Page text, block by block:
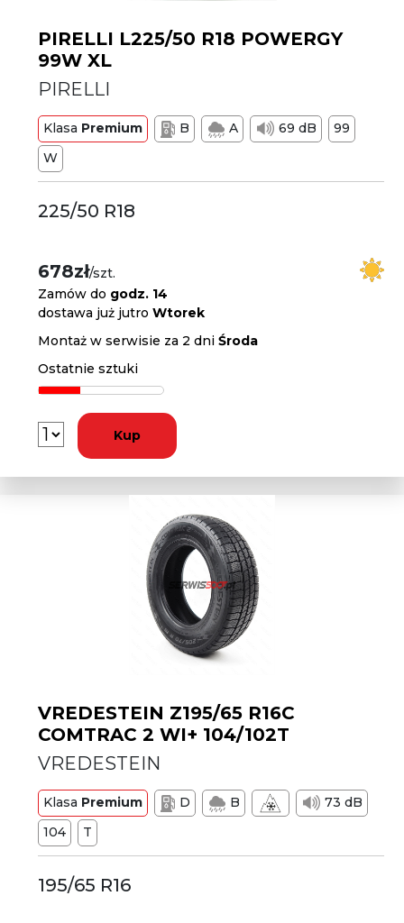
PIRELLI L225/50 R18 POWERGY
99W XL
PIRELLI
Klasa Premium B A 69 dB
99
W
225/50 R18
678zł/szt.
Zamów do godz. 14
dostawa już jutroWtorek
Montaż w serwisie za 2 dniŚroda
Ostatnie sztuki
Kup
VREDESTEIN Z195/65 R16C
COMTRAC 2 WI+ 104/102T
VREDESTEIN
Klasa Premium D B
73 dB
104
T
195/65 R16